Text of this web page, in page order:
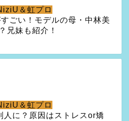
＆虹プロ
ごい！モデルの母・中林美
兄妹も紹介！
＆虹プロ
人に？原因はストレスor矯